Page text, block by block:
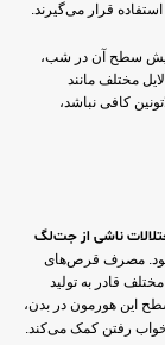
قرار می‌گیرند.
سطح آن در شب،
مختلف مانند
کافی نباشد،
ناشی از جت‌لگ
مصرف قرص‌های
قادر به تولید
این هورمون در بدن،
خواب رفتن کمک می‌کند.